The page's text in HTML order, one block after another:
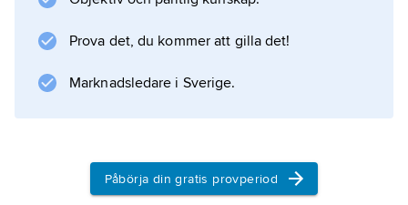
utgångsmaterial vid tillverkning av
ceresin
Information om artikeln
Prova det, du kommer att gilla det!
Marknadsledare i Sverige.
Påbörja din gratis provperiod